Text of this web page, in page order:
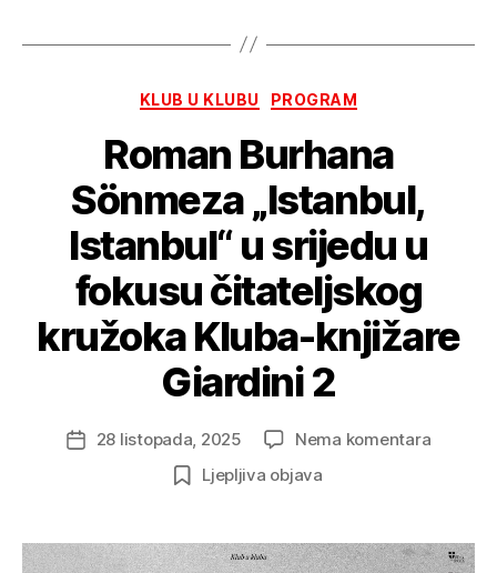
Kategorije
KLUB U KLUBU PROGRAM
Roman Burhana
Sönmeza „Istanbul,
Istanbul“ u srijedu u
fokusu čitateljskog
kružoka Kluba-knjižare
Giardini 2
Datum
28 listopada, 2025 Nema komentarana
Ljepljiva objava